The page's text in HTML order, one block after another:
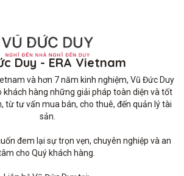
Duy - ERA Vietnam
và hơn 7 năm kinh nghiệm, Vũ Đức Duy
khách hàng những giải pháp toàn diện và tốt
từ tư vấn mua bán, cho thuê, đến quản lý tài
sản.
đem lại sự trọn vẹn, chuyên nghiệp và an
cho Quý khách hàng.